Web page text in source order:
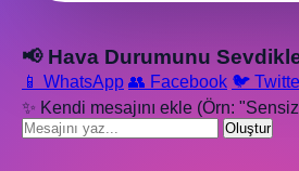
📢 Hava Durumunu
📱 WhatsApp 👥 Facebook 🐦
✨ Kendi mesajını ekle (Örn:
Oluştur